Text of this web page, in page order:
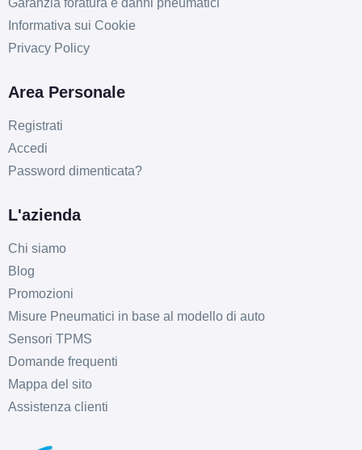
5 fori 18" 8X18 ET45
5x112
Foro centrale: 76mm
5 fori 18" 8X18 ET39
5x112
Foro centrale: 76mm
5 fori 18" 8X18 ET45
5x108
Foro centrale: 72mm
Disponibile
MAK Stilo Glossy Black
5 fori 18" 8X18 ET33
5x110
Disponibile
Informativa sui Cookie
Privacy Policy
Area Personale
Registrati
Accedi
Password dimenticata?
L'azienda
Chi siamo
Blog
Promozioni
Misure Pneumatici in base al modello di auto
Sensori TPMS
Domande frequenti
Mappa del sito
Assistenza clienti